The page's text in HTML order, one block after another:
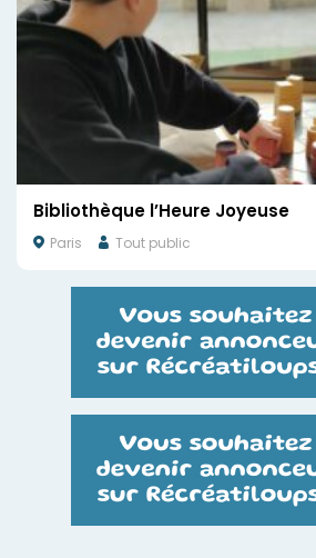
Bibliothèque l’Heure Joyeuse
Paris Tout public